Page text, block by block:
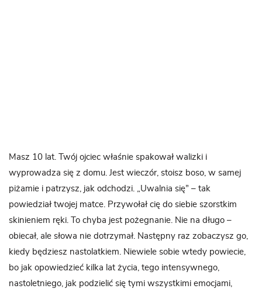
Masz 10 lat. Twój ojciec właśnie spakował walizki i
wyprowadza się z domu. Jest wieczór, stoisz boso, w samej
piżamie i patrzysz, jak odchodzi. „Uwalnia się” – tak
powiedział twojej matce. Przywołał cię do siebie szorstkim
skinieniem ręki. To chyba jest pożegnanie. Nie na długo –
obiecał, ale słowa nie dotrzymał. Następny raz zobaczysz go,
kiedy będziesz nastolatkiem. Niewiele sobie wtedy powiecie,
bo jak opowiedzieć kilka lat życia, tego intensywnego,
nastoletniego, jak podzielić się tymi wszystkimi emocjami,